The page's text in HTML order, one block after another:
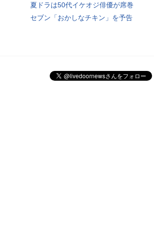
夏ドラは50代イケオジ俳優が席巻
セブン「おかしなチキン」を予告